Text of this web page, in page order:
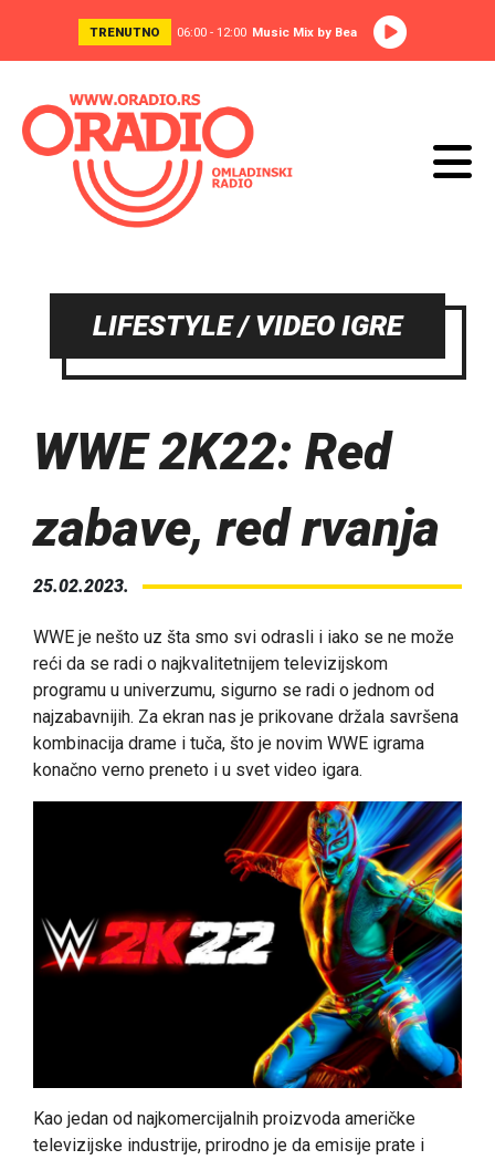
TRENUTNO 06:00 - 12:00 Music Mix by Bea
LIFESTYLE / VIDEO IGRE
WWE 2K22: Red
zabave, red rvanja
25.02.2023.
WWE je nešto uz šta smo svi odrasli i iako se ne može
reći da se radi o najkvalitetnijem televizijskom
programu u univerzumu, sigurno se radi o jednom od
najzabavnijih. Za ekran nas je prikovane držala savršena
kombinacija drame i tuča, što je novim WWE igrama
konačno verno preneto i u svet video igara.
Kao jedan od najkomercijalnih proizvoda američke
televizijske industrije, prirodno je da emisije prate i